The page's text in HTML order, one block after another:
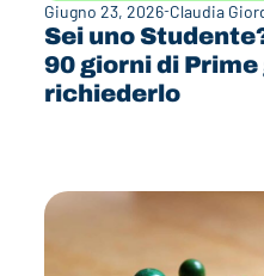
Giugno 23, 2026 Claudia
Sei uno
90 giorni di
richiederlo